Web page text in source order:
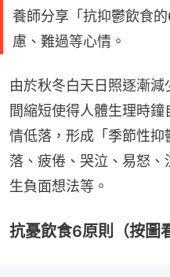
養師分享「抗抑鬱飲食
慮、難過等心情。
由於秋冬白天日照逐漸
間縮短使得人體生理時
情低落，形成「季節性
落、疲倦、哭泣、易怒
生負面想法等。
抗憂飲食6原則（按圖看